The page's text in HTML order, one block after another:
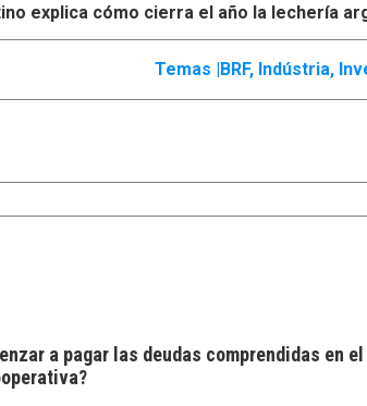
explica cómo cierra el año la lechería
Temas |BRF, Indústria,
a pagar las deudas comprendidas en